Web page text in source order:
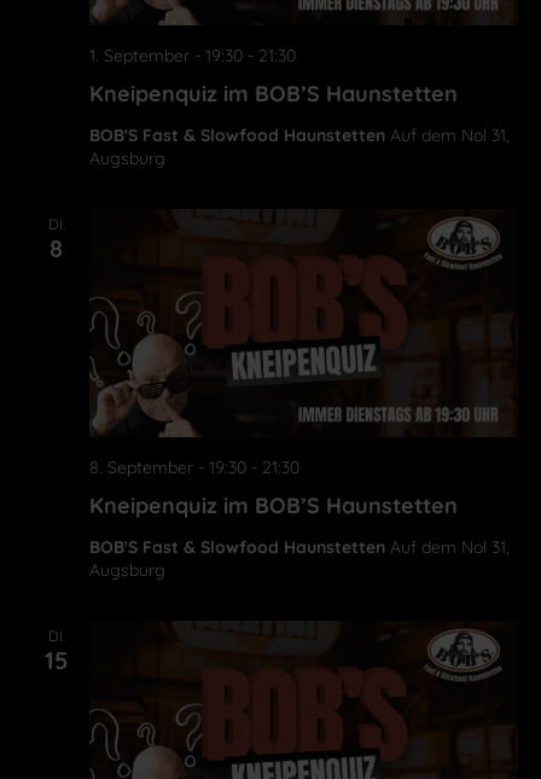
Kneipenquiz im BOB’S Haunstetten
1. September - 19:30- 21:30
BOB'S Fast & Slowfood Haunstetten Auf dem Nol 31,
Augsburg
DI.
8
Kneipenquiz im BOB’S Haunstetten
8. September - 19:30- 21:30
BOB'S Fast & Slowfood Haunstetten Auf dem Nol 31,
Augsburg
DI.
15